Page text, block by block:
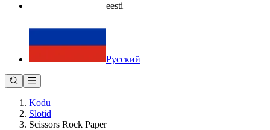
eesti
Русский
Kodu
Slotid
Scissors Rock Paper